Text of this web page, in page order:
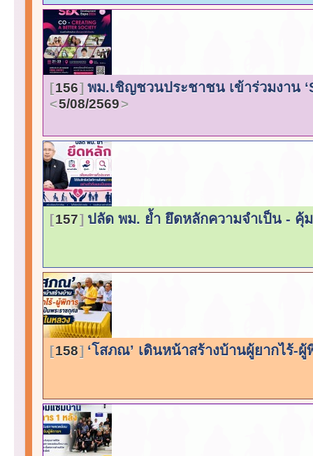
156 พม.เชิญชวนประชาชน เข้าร่วมงาน
5/08/2569
157 ปลัด พม. ย้ำ ยึดหลักความจำเป็น - คุ้
158 ‘โสภณ’ เดินหน้าสร้างบ้านผู้ยากไร้-